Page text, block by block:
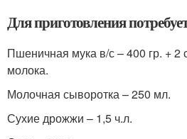
Для приготовления
Пшеничная мука в/с – 400 гр. + 2
молока.
Молочная сыворотка – 250 мл.
Сухие дрожжи – 1,5 ч.л.